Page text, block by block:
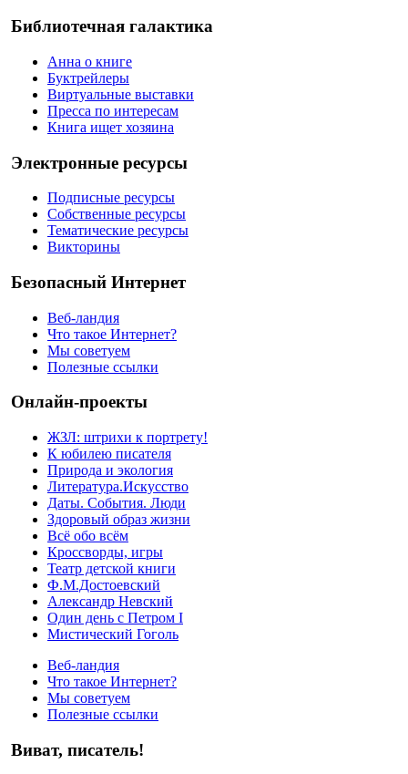
Библиотечная галактика
Анна о книге
Буктрейлеры
Виртуальные выставки
Пресса по интересам
Книга ищет хозяина
Электронные ресурсы
Подписные ресурсы
Собственные ресурсы
Тематические ресурсы
Викторины
Безопасный Интернет
Веб-ландия
Что такое Интернет?
Мы советуем
Полезные ссылки
Онлайн-проекты
ЖЗЛ: штрихи к портрету!
К юбилею писателя
Природа и экология
Литература.Искусство
Даты. События. Люди
Здоровый образ жизни
Всё обо всём
Кроссворды, игры
Театр детской книги
Ф.М.Достоевский
Александр Невский
Один день с Петром I
Мистический Гоголь
Веб-ландия
Что такое Интернет?
Мы советуем
Полезные ссылки
Виват, писатель!